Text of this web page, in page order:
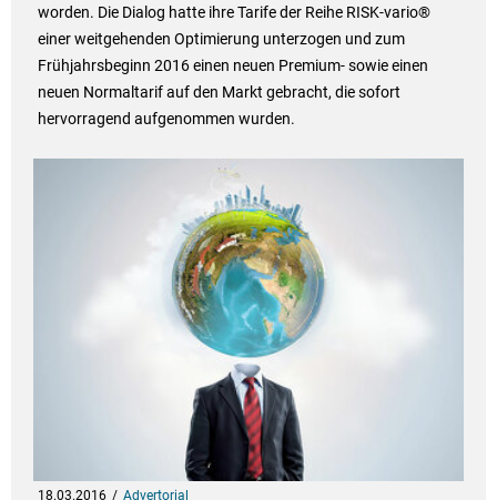
worden. Die Dialog hatte ihre Tarife der Reihe RISK-vario®
einer weitgehenden Optimierung unterzogen und zum
Frühjahrsbeginn 2016 einen neuen Premium- sowie einen
neuen Normaltarif auf den Markt gebracht, die sofort
hervorragend aufgenommen wurden.
18.03.2016 Advertorial